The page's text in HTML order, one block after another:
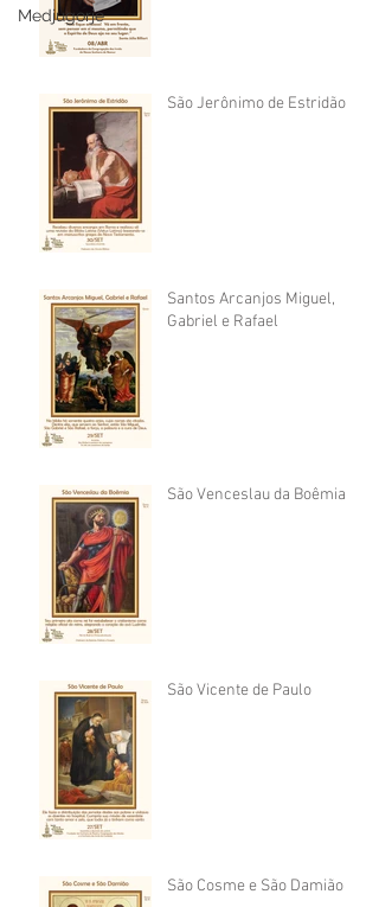
Medjugorje
São Jerônimo de Estridão
Santos Arcanjos Miguel,
Gabriel e Rafael
São Venceslau da Boêmia
São Vicente de Paulo
São Cosme e São Damião